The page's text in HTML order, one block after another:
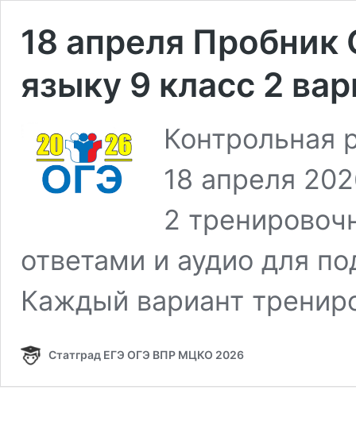
18 апреля
языку 9 класс 2
Контрольная
18 апреля
2
ответами и аудио для
Каждый вариант
Статград ЕГЭ ОГЭ ВПР МЦКО 2026